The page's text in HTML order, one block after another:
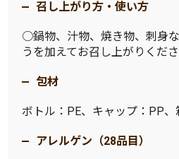
召し上がり方・使い方
○鍋物、汁物、焼き物、刺身
うを加えてお召し上がりくださ
包材
ボトル：PE、キャップ：PP、
アレルゲン（28品目）